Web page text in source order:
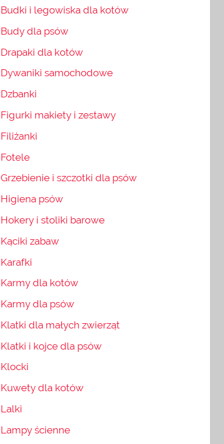
Budki i legowiska dla kotów
Budy dla psów
Drapaki dla kotów
Dywaniki samochodowe
Dzbanki
Figurki makiety i zestawy
Filiżanki
Fotele
Grzebienie i szczotki dla psów
Higiena psów
Hokery i stoliki barowe
Kąciki zabaw
Karafki
Karmy dla kotów
Karmy dla psów
Klatki dla małych zwierząt
Klatki i kojce dla psów
Klocki
Kuwety dla kotów
Lalki
Lampy ścienne